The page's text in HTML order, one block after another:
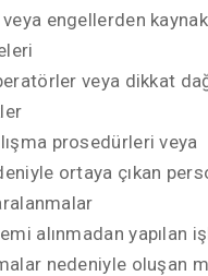
engellerden
veya dikkat
prosedürleri veya
ortaya çıkan
alınmadan yapılan
nedeniyle oluşan